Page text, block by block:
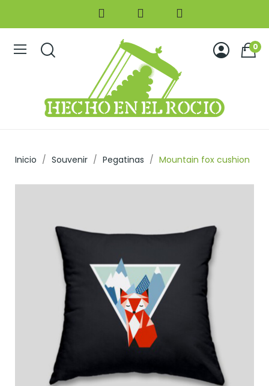
0
Inicio Souvenir Pegatinas Mountain fox cushion